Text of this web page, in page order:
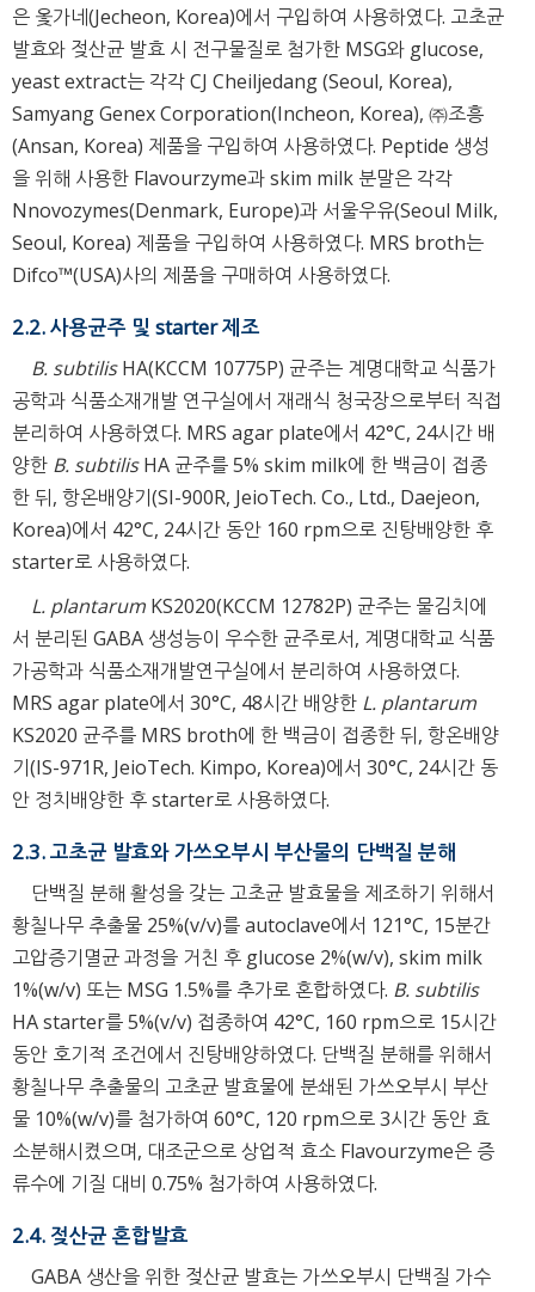
은 옻가네(Jecheon, Korea)에서 구입하여 사용하였다. 고초균
발효와 젖산균 발효 시 전구물질로 첨가한 MSG와 glucose,
yeast extract는 각각 CJ Cheiljedang (Seoul, Korea),
Samyang Genex Corporation(Incheon, Korea), ㈜조흥
(Ansan, Korea) 제품을 구입하여 사용하였다. Peptide 생성
을 위해 사용한 Flavourzyme과 skim milk 분말은 각각
Nnovozymes(Denmark, Europe)과 서울우유(Seoul Milk,
Seoul, Korea) 제품을 구입하여 사용하였다. MRS broth는
Difco™(USA)사의 제품을 구매하여 사용하였다.
2.2. 사용균주 및 starter 제조
B. subtilisHA(KCCM 10775P) 균주는 계명대학교 식품가
공학과 식품소재개발 연구실에서 재래식 청국장으로부터 직접
분리하여 사용하였다. MRS agar plate에서 42°C, 24시간 배
양한 B. subtilisHA 균주를 5% skim milk에 한 백금이 접종
한 뒤, 항온배양기(SI-900R, JeioTech. Co., Ltd., Daejeon,
Korea)에서 42°C, 24시간 동안 160 rpm으로 진탕배양한 후
starter로 사용하였다.
L. plantarum KS2020(KCCM 12782P) 균주는 물김치에
서 분리된 GABA 생성능이 우수한 균주로서, 계명대학교 식품
가공학과 식품소재개발연구실에서 분리하여 사용하였다.
MRS agar plate에서 30°C, 48시간 배양한 L. plantarum
KS2020 균주를 MRS broth에 한 백금이 접종한 뒤, 항온배양
기(IS-971R, JeioTech. Kimpo, Korea)에서 30°C, 24시간 동
안 정치배양한 후 starter로 사용하였다.
2.3. 고초균 발효와 가쓰오부시 부산물의 단백질 분해
단백질 분해 활성을 갖는 고초균 발효물을 제조하기 위해서
황칠나무 추출물 25%(v/v)를 autoclave에서 121°C, 15분간
고압증기멸균 과정을 거친 후 glucose 2%(w/v), skim milk
1%(w/v) 또는 MSG 1.5%를 추가로 혼합하였다. B. subtilis
HA starter를 5%(v/v) 접종하여 42°C, 160 rpm으로 15시간
동안 호기적 조건에서 진탕배양하였다. 단백질 분해를 위해서
황칠나무 추출물의 고초균 발효물에 분쇄된 가쓰오부시 부산
물 10%(w/v)를 첨가하여 60°C, 120 rpm으로 3시간 동안 효
소분해시켰으며, 대조군으로 상업적 효소 Flavourzyme은 증
류수에 기질 대비 0.75% 첨가하여 사용하였다.
2.4. 젖산균 혼합발효
GABA 생산을 위한 젖산균 발효는 가쓰오부시 단백질 가수